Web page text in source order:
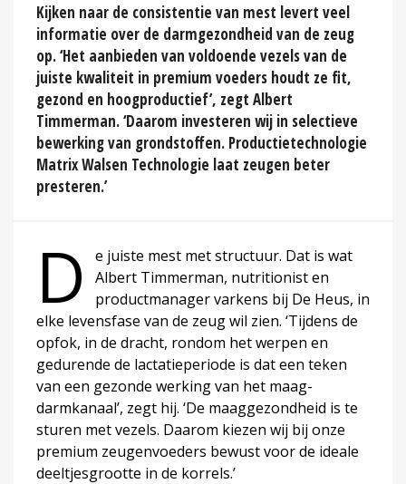
Kijken naar de consistentie van mest levert veel
informatie over de darmgezondheid van de zeug
op. ‘Het aanbieden van voldoende vezels van de
juiste kwaliteit in premium voeders houdt ze fit,
gezond en hoogproductief’, zegt Albert
Timmerman. ‘Daarom investeren wij in selectieve
bewerking van grondstoffen. Productietechnologie
Matrix Walsen Technologie laat zeugen beter
presteren.’
D
e juiste mest met structuur. Dat is wat
Albert Timmerman, nutritionist en
productmanager varkens bij De Heus, in
elke levensfase van de zeug wil zien. ‘Tijdens de
opfok, in de dracht, rondom het werpen en
gedurende de lactatieperiode is dat een teken
van een gezonde werking van het maag-
darmkanaal’, zegt hij. ‘De maaggezondheid is te
sturen met vezels. Daarom kiezen wij bij onze
premium zeugenvoeders bewust voor de ideale
deeltjesgrootte in de korrels.’